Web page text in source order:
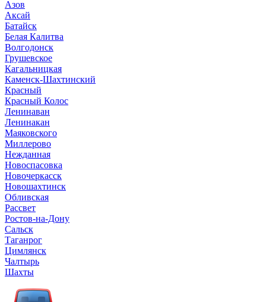
Азов
Аксай
Батайск
Белая Калитва
Волгодонск
Грушевское
Кагальницкая
Каменск-Шахтинский
Красный
Красный Колос
Ленинаван
Ленинакан
Маяковского
Миллерово
Нежданная
Новоспасовка
Новочеркасск
Новошахтинск
Обливская
Рассвет
Ростов-на-Дону
Сальск
Таганрог
Цимлянск
Чалтырь
Шахты